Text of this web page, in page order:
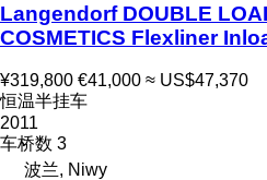
Langendorf DOUBLE
COSMETICS Flexliner
¥319,800 €41,000 ≈ US$47,370
恒温半挂车
2011
车桥数 3
波兰, Niwy